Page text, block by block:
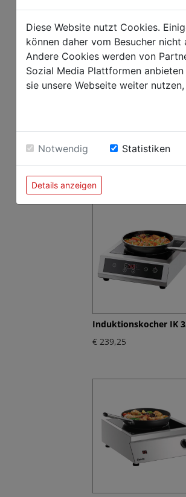
Induktionskocher IK
3,5kW
€ 234,00
Induktionskocher IK
€ 239,25
Diese Website nutzt Cookies.
können daher vom Besucher
Andere Cookies werden von
Sozial Media Plattformen
sie unsere Webseite weiter
Notwendig Statistiken
Details anzeigen